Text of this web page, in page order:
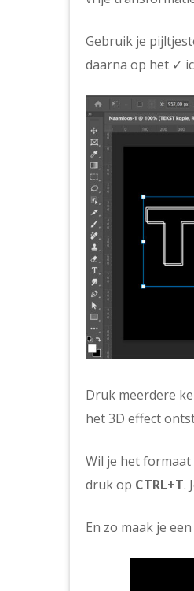
Gebruik je
daarna op het ✓
Druk meerdere
het 3D effect
Wil je het formaat
druk op CTRL+T.
En zo maak je